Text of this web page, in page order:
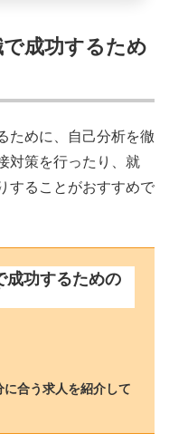
成功するため
ために、自己分析を徹
対策を行ったり、就
することがおすすめで
成功するための
合う求人を紹介して